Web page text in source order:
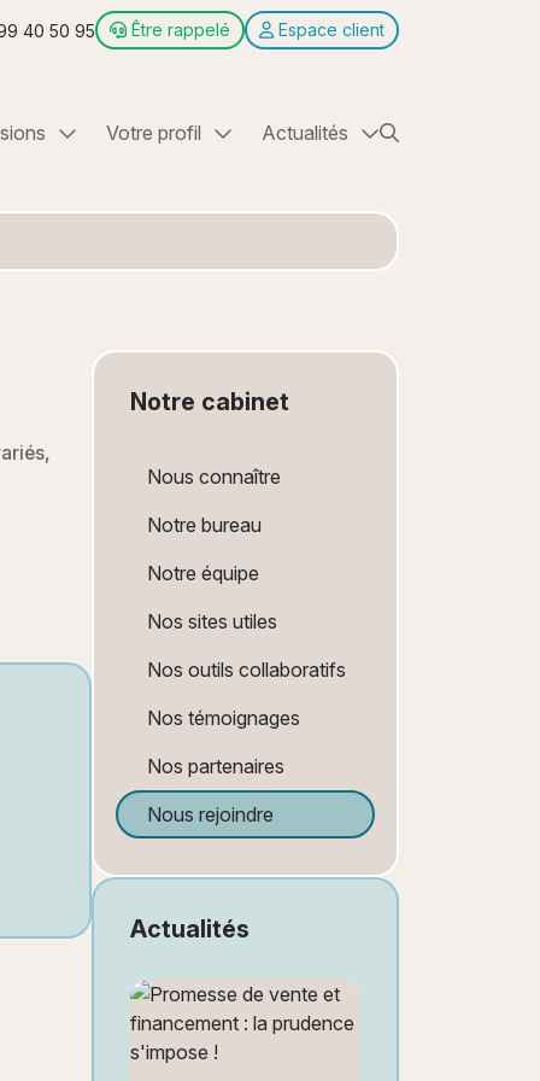
40 50 95 Être rappelé Espace client
meublée (LMP LMNP) & SCI
Votre profil
Associations
Actualités
Notre cabinet
Nous connaître
Notre bureau
Notre équipe
Nos sites utiles
Nos outils collaboratifs
Nos témoignages
Nos partenaires
Nous rejoindre
Actualités